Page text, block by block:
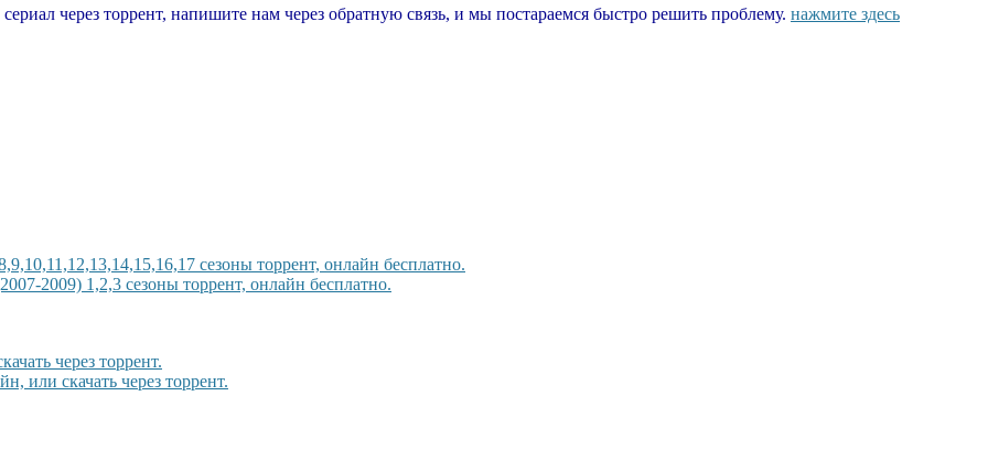
через торрент, напишите нам через обратную связь, и мы постараемся быстро решить проблему. нажмите здесь
сезоны торрент, онлайн бесплатно.
2009) 1,2,3 сезоны торрент, онлайн бесплатно.
через торрент.
или скачать через торрент.